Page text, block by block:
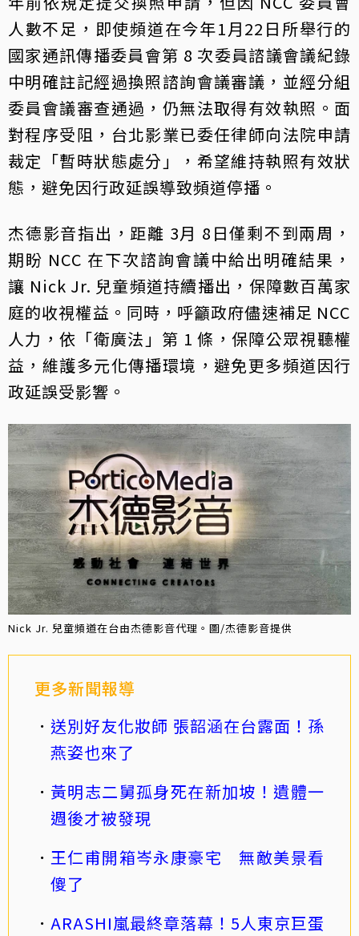
人數不足，即使頻道在今年1月22日所舉行的
國家通訊傳播委員會第 8 次委員諮議會議紀錄
中明確註記經過換照諮詢會議審議，並經分組
委員會議審查通過，仍無法取得有效執照。面
對程序受阻，台北影業已委任律師向法院申請
裁定「暫時狀態處分」，希望維持執照有效狀
態，避免因行政延誤導致頻道停播。
杰德影音指出，距離 3月 8日僅剩不到兩周，
期盼 NCC 在下次諮詢會議中給出明確結果，
讓 Nick Jr. 兒童頻道持續播出，保障數百萬家
庭的收視權益。同時，呼籲政府儘速補足 NCC
人力，依「衛廣法」第 1 條，保障公眾視聽權
益，維護多元化傳播環境，避免更多頻道因行
政延誤受影響。
Nick Jr. 兒童頻道在台由杰德影音代理。圖/杰德影音提供
更多新聞報導
送別好友化妝師 張韶涵在台露面！孫
燕姿也來了
黃明志二舅孤身死在新加坡！遺體一
週後才被發現
王仁甫開箱岑永康豪宅 無敵美景看
傻了
ARASHI嵐最終章落幕！5人東京巨蛋